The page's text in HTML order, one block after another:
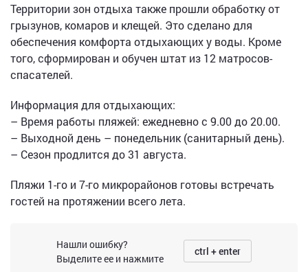
Территории зон отдыха также прошли обработку от
грызунов, комаров и клещей. Это сделано для
обеспечения комфорта отдыхающих у воды. Кроме
того, сформирован и обучен штат из 12 матросов-
спасателей.
Информация для отдыхающих:
– Время работы пляжей: ежедневно с 9.00 до 20.00.
– Выходной день – понедельник (санитарный день).
– Сезон продлится до 31 августа.
Пляжи 1-го и 7-го микрорайонов готовы встречать
гостей на протяжении всего лета.
Нашли ошибку?
Выделите ее и нажмите
ctrl + enter